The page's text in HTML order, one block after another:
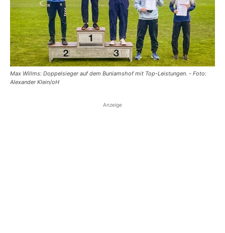
Max Willms: Doppelsieger auf dem Buniamshof mit Top-Leistungen. - Foto:
Alexander Klein/oH
Anzeige